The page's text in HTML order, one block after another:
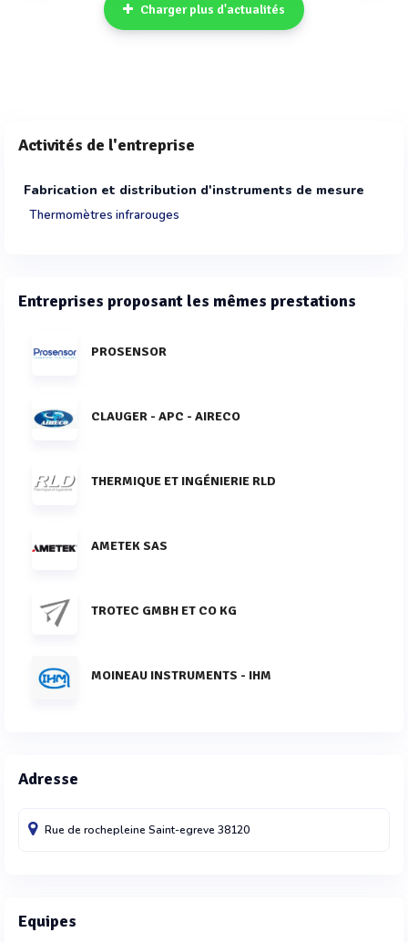
Charger plus d'actualités
Activités de l'entreprise
Fabrication et distribution d'instruments de mesure
Thermomètres infrarouges
Entreprises proposant les mêmes prestations
PROSENSOR
CLAUGER - APC - AIRECO
THERMIQUE ET INGÉNIERIE RLD
AMETEK SAS
TROTEC GMBH ET CO KG
MOINEAU INSTRUMENTS - IHM
Adresse
Rue de rochepleine Saint-egreve 38120
Equipes